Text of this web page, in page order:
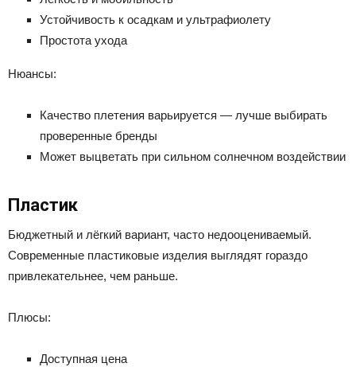
Устойчивость к осадкам и ультрафиолету
Простота ухода
Нюансы:
Качество плетения варьируется — лучше выбирать
проверенные бренды
Может выцветать при сильном солнечном воздействии
Пластик
Бюджетный и лёгкий вариант, часто недооцениваемый.
Современные пластиковые изделия выглядят гораздо
привлекательнее, чем раньше.
Плюсы:
Доступная цена